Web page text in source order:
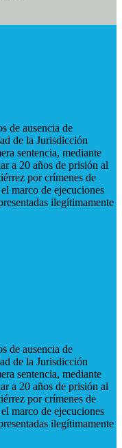
de ausencia de
de la Jurisdicción
sentencia, mediante
a 20 años de prisión al
por crímenes de
marco de ejecuciones
ilegítimamente
de ausencia de
de la Jurisdicción
sentencia, mediante
a 20 años de prisión al
por crímenes de
marco de ejecuciones
ilegítimamente